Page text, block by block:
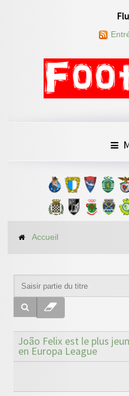
Accueil
João Felix est le plus
en Europa League